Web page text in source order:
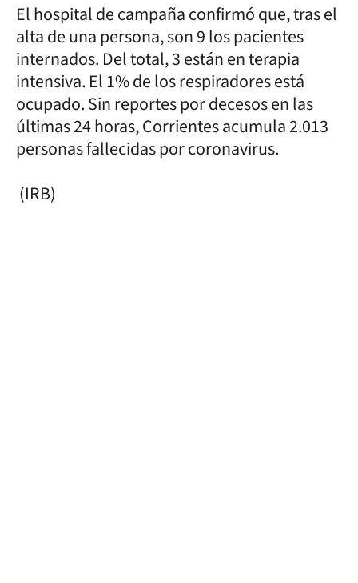
El hospital de campaña confirmó que, tras el
alta de una persona, son 9 los pacientes
internados. Del total, 3 están en terapia
intensiva. El 1% de los respiradores está
ocupado. Sin reportes por decesos en las
últimas 24 horas, Corrientes acumula 2.013
personas fallecidas por coronavirus.
(IRB)